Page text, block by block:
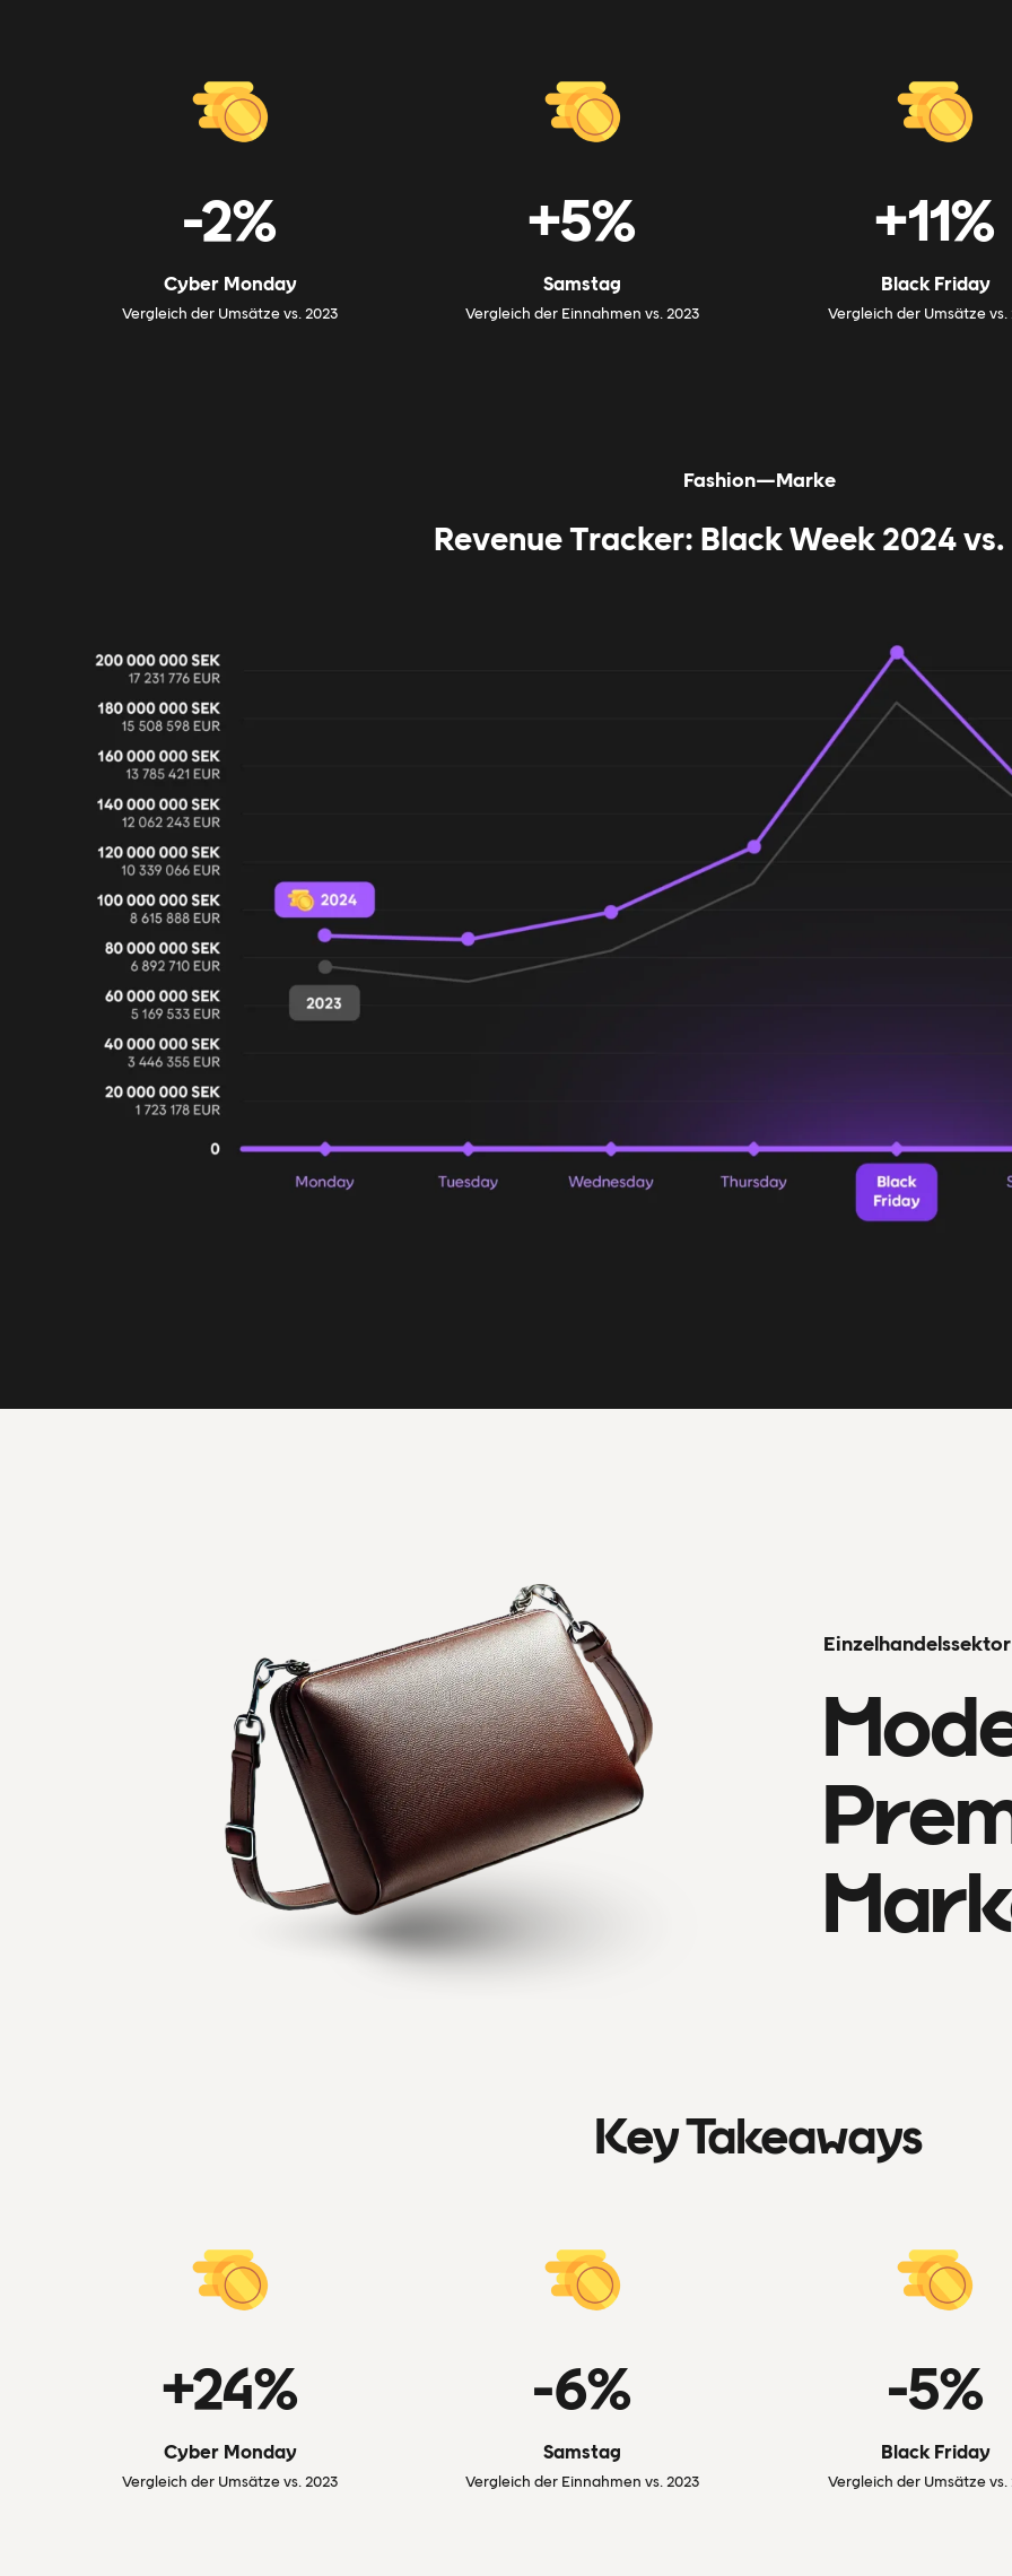
-2%
Cyber Monday
Vergleich der Umsätze vs. 2023
+5%
Samstag
Vergleich der Einnahmen vs. 2023
+11%
Black Friday
Vergleich der Umsätze vs.
Fashion—Marke
Revenue Tracker: Black Week 2024
Einzelhandelssektor
Key Takeaways
+24%
Cyber Monday
Vergleich der Umsätze vs. 2023
-6%
Samstag
Vergleich der Einnahmen vs. 2023
-5%
Black Friday
Vergleich der Umsätze vs.